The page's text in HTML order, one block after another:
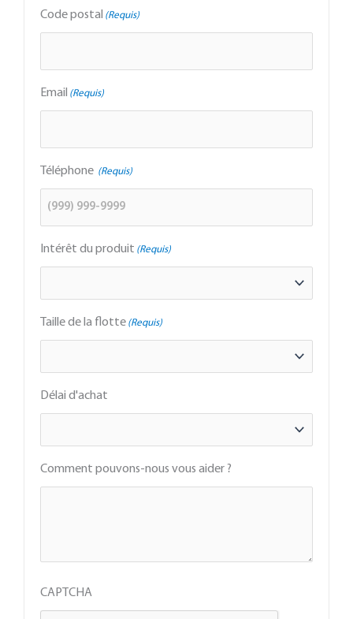
Code postal (Requis)
Email (Requis)
Téléphone (Requis)
Intérêt du produit (Requis)
Taille de la flotte (Requis)
Délai d'achat
Comment pouvons-nous vous aider ?
CAPTCHA